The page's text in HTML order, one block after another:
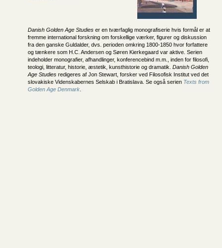
Danish Golden Age Studies er en tværfaglig monografiserie hvis formål er at
fremme international forskning om forskellige værker, figurer og diskussion
fra den ganske Guldalder, dvs. perioden omkring 1800-1850 hvor forfattere
og tænkere som H.C. Andersen og Søren Kierkegaard var aktive. Serien
indeholder monografier, afhandlinger, konferencebind m.m., inden for filosofi,
teologi, litteratur, historie, æstetik, kunsthistorie og dramatik. Danish Golden
Age Studies redigeres af Jon Stewart, forsker ved Filosofisk Institut ved det
slovakiske Videnskabernes Selskab i Bratislava. Se også serien Texts from
Golden Age Denmark